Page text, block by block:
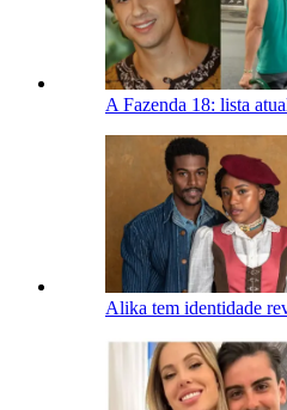
A Fazenda 18: lista
Alika tem identidade